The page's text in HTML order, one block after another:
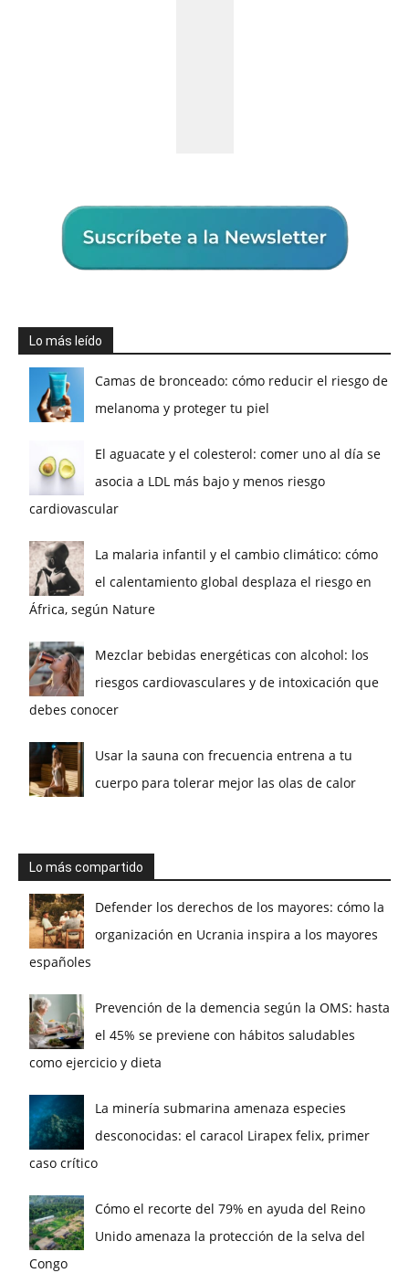
Lo más leído
Camas de bronceado: cómo reducir el riesgo de
melanoma y proteger tu piel
El aguacate y el colesterol: comer uno al día se
asocia a LDL más bajo y menos riesgo
cardiovascular
La malaria infantil y el cambio climático: cómo
el calentamiento global desplaza el riesgo en
África, según Nature
Mezclar bebidas energéticas con alcohol: los
riesgos cardiovasculares y de intoxicación que
debes conocer
Usar la sauna con frecuencia entrena a tu
cuerpo para tolerar mejor las olas de calor
Lo más compartido
Defender los derechos de los mayores: cómo la
organización en Ucrania inspira a los mayores
españoles
Prevención de la demencia según la OMS: hasta
el 45% se previene con hábitos saludables
como ejercicio y dieta
La minería submarina amenaza especies
desconocidas: el caracol Lirapex felix, primer
caso crítico
Cómo el recorte del 79% en ayuda del Reino
Unido amenaza la protección de la selva del
Congo